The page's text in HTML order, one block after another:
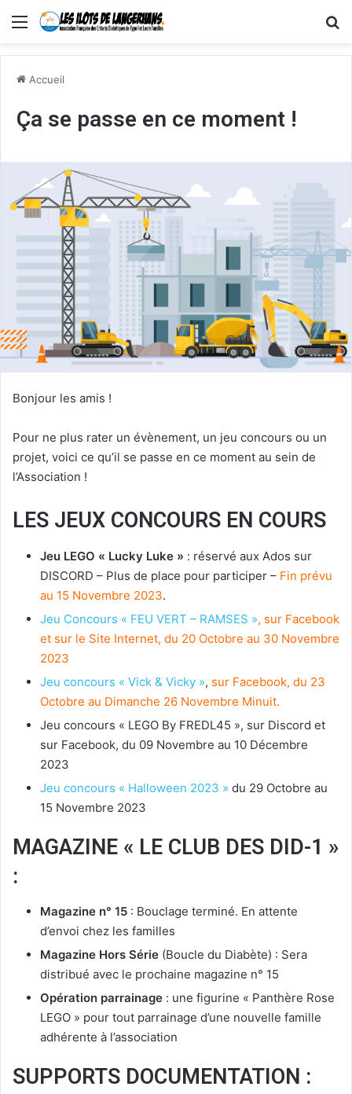
Menu
Accueil
Ça se passe en ce moment !
Bonjour les amis !
Pour ne plus rater un évènement, un jeu concours ou un
projet, voici ce qu’il se passe en ce moment au sein de
l’Association !
LES JEUX CONCOURS EN COURS
Jeu LEGO « Lucky Luke » : réservé aux Ados sur
DISCORD – Plus de place pour participer – Fin prévu
au 15 Novembre 2023.
Jeu Concours « FEU VERT – RAMSES », sur Facebook
et sur le Site Internet, du 20 Octobre au 30 Novembre
2023
Jeu concours « Vick & Vicky », sur Facebook, du 23
Octobre au Dimanche 26 Novembre Minuit.
Jeu concours « LEGO By FREDL45 », sur Discord et
sur Facebook, du 09 Novembre au 10 Décembre
2023
Jeu concours « Halloween 2023 » du 29 Octobre au
15 Novembre 2023
MAGAZINE « LE CLUB DES DID-1 »
:
Magazine n° 15 : Bouclage terminé. En attente
d’envoi chez les familles
Magazine Hors Série (Boucle du Diabète) : Sera
distribué avec le prochaine magazine n° 15
Opération parrainage : une figurine « Panthère Rose
LEGO » pour tout parrainage d’une nouvelle famille
adhérente à l’association
SUPPORTS DOCUMENTATION :